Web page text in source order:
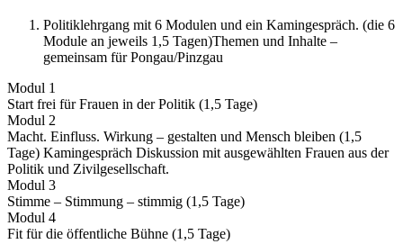
Politiklehrgang mit 6 Modulen und ein Kamingespräch. (die 6
Module an jeweils 1,5 Tagen)Themen und Inhalte –
gemeinsam für Pongau/Pinzgau
Modul 1
Start frei für Frauen in der Politik (1,5 Tage)
Modul 2
Macht. Einfluss. Wirkung – gestalten und Mensch bleiben (1,5
Tage) Kamingespräch Diskussion mit ausgewählten Frauen aus der
Politik und Zivilgesellschaft.
Modul 3
Stimme – Stimmung – stimmig (1,5 Tage)
Modul 4
Fit für die öffentliche Bühne (1,5 Tage)